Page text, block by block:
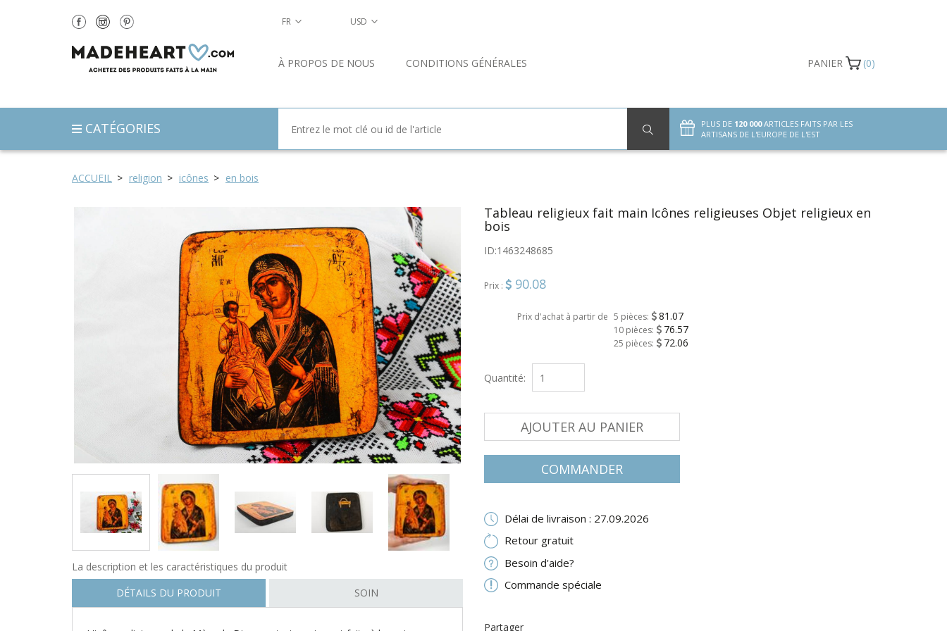
ACCUEIL religion icônes en bois
Tableau religieux fait main Icônes religieuses Objet religieux en
bois
ID:1463248685
Prix : 90.08
Prix d'achat à partir de 5 pièces: 81.07
10 pièces: 76.57
25 pièces: 72.06
Quantité:
AJOUTER AU PANIER
COMMANDER
Délai de livraison : 27.09.2026
Retour gratuit
Besoin d'aide?
Commande spéciale
Partager
La description et les caractéristiques du produit
DÉTAILS DU PRODUIT
SOIN
FR USD
À PROPOS DE NOUS CONDITIONS GÉNÉRALES PANIER (0)
CATÉGORIES PLUS DE 120 000ARTICLES FAITS PAR LES
ARTISANS DE L'EUROPE DE L'EST